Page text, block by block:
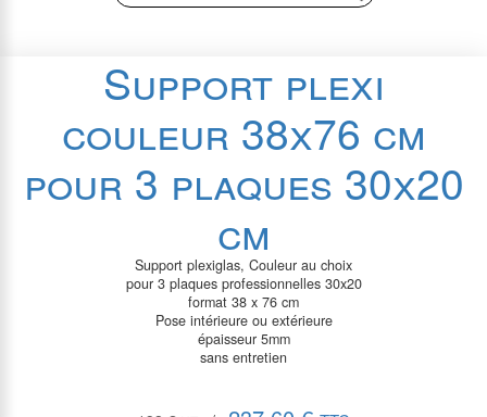
Support plexi
couleur 38x76 cm
pour 3 plaques 30x20
cm
Support plexiglas, Couleur au choix
pour 3 plaques professionnelles 30x20
format 38 x 76 cm
Pose intérieure ou extérieure
épaisseur 5mm
sans entretien